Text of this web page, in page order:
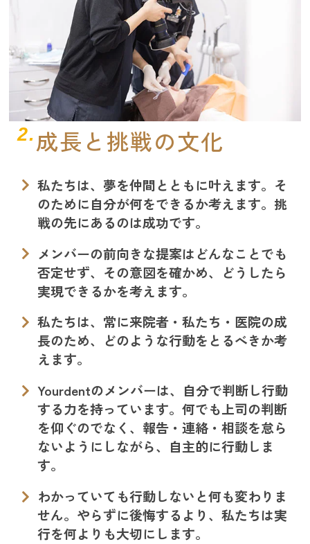
2. 成長と挑戦の文化
私たちは、夢を仲間とともに叶えます。そ
のために自分が何をできるか考えます。挑
戦の先にあるのは成功です。
メンバーの前向きな提案はどんなことでも
否定せず、その意図を確かめ、どうしたら
実現できるかを考えます。
私たちは、常に来院者・私たち・医院の成
長のため、どのような行動をとるべきか考
えます。
Yourdentのメンバーは、自分で判断し行動
する力を持っています。何でも上司の判断
を仰ぐのでなく、報告・連絡・相談を怠ら
ないようにしながら、自主的に行動しま
す。
わかっていても行動しないと何も変わりま
せん。やらずに後悔するより、私たちは実
行を何よりも大切にします。